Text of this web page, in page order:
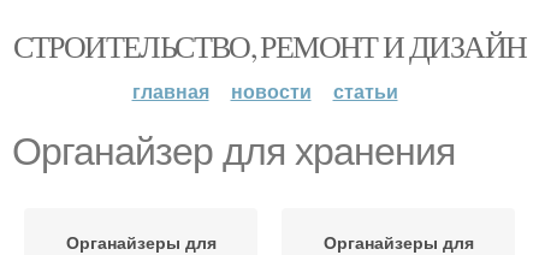
СТРОИТЕЛЬСТВО, РЕМОНТ И ДИЗАЙН
главная новости статьи
Органайзер для хранения
Органайзеры для
Органайзеры для